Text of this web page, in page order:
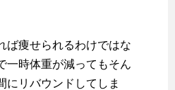
ば痩せられるわけではな
一時体重が減ってもそん
にリバウンドしてしま